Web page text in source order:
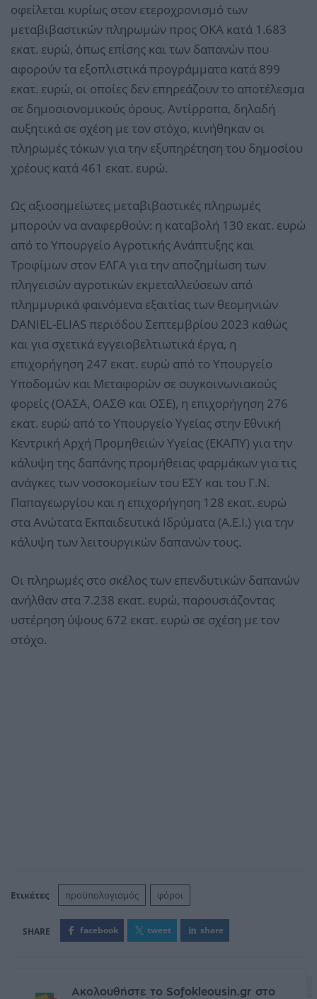
οφείλεται κυρίως στον ετεροχρονισμό των
μεταβιβαστικών πληρωμών προς ΟΚΑ κατά 1.683
εκατ. ευρώ, όπως επίσης και των δαπανών που
αφορούν τα εξοπλιστικά προγράμματα κατά 899
εκατ. ευρώ, οι οποίες δεν επηρεάζουν το αποτέλεσμα
σε δημοσιονομικούς όρους. Αντίρροπα, δηλαδή
αυξητικά σε σχέση με τον στόχο, κινήθηκαν οι
πληρωμές τόκων για την εξυπηρέτηση του δημοσίου
χρέους κατά 461 εκατ. ευρώ.
Ως αξιοσημείωτες μεταβιβαστικές πληρωμές
μπορούν να αναφερθούν: η καταβολή 130 εκατ. ευρώ
από το Υπουργείο Αγροτικής Ανάπτυξης και
Τροφίμων στον ΕΛΓΑ για την αποζημίωση των
πληγεισών αγροτικών εκμεταλλεύσεων από
πλημμυρικά φαινόμενα εξαιτίας των θεομηνιών
DANIEL-ELIAS περιόδου Σεπτεμβρίου 2023 καθώς
και για σχετικά εγγειοβελτιωτικά έργα, η
επιχορήγηση 247 εκατ. ευρώ από το Υπουργείο
Υποδομών και Μεταφορών σε συγκοινωνιακούς
φορείς (ΟΑΣΑ, ΟΑΣΘ και ΟΣΕ), η επιχορήγηση 276
εκατ. ευρώ από το Υπουργείο Υγείας στην Εθνική
Κεντρική Αρχή Προμηθειών Υγείας (ΕΚΑΠΥ) για την
κάλυψη της δαπάνης προμήθειας φαρμάκων για τις
ανάγκες των νοσοκομείων του ΕΣΥ και του Γ.Ν.
Παπαγεωργίου και η επιχορήγηση 128 εκατ. ευρώ
στα Ανώτατα Εκπαιδευτικά Ιδρύματα (Α.Ε.Ι.) για την
κάλυψη των λειτουργικών δαπανών τους.
Οι πληρωμές στο σκέλος των επενδυτικών δαπανών
ανήλθαν στα 7.238 εκατ. ευρώ, παρουσιάζοντας
υστέρηση ύψους 672 εκατ. ευρώ σε σχέση με τον
στόχο.
Ετικέτες προϋπολογισμός φόροι
facebook tweet share
Ακολουθήστε το Sofokleousin.gr στο